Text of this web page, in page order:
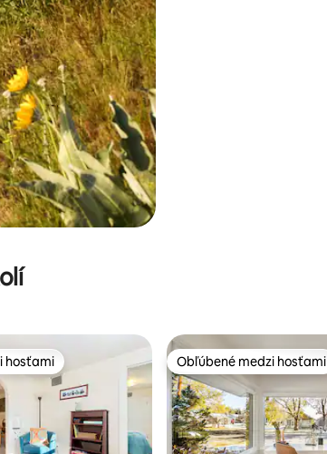
hosťami
hosťami Obľúbené medzi hosťami
Obľúbené medzi hosťami